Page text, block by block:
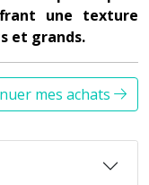
une texture
et grands.
mes achats